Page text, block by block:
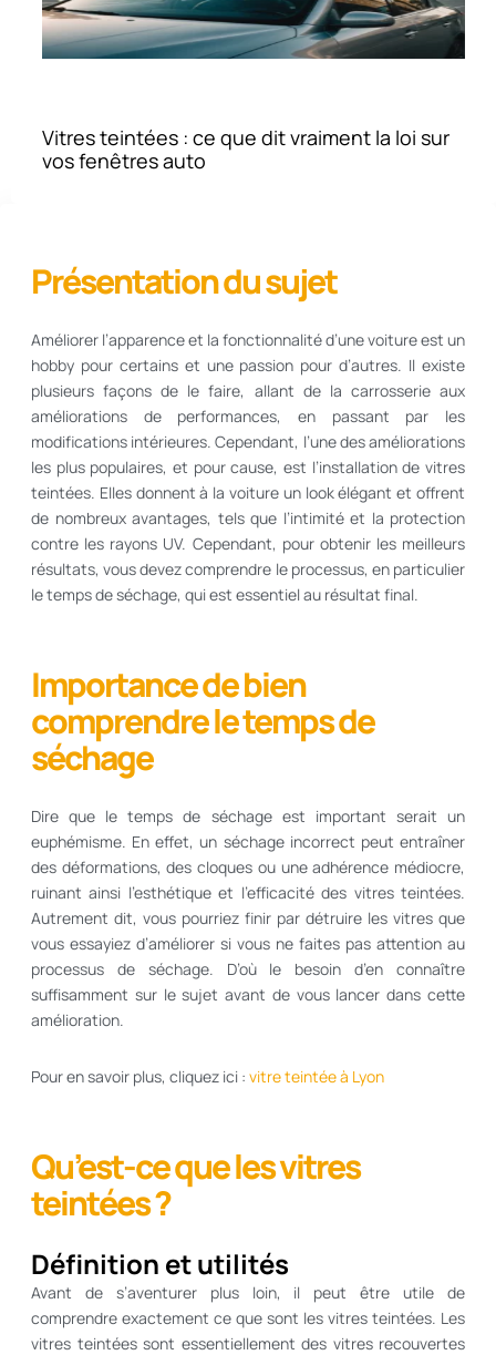
Présentation du sujet
Améliorer l’apparence et la fonctionnalité d’une voiture est un
hobby pour certains et une passion pour d’autres. Il existe
plusieurs façons de le faire, allant de la carrosserie aux
améliorations de performances, en passant par les
modifications intérieures. Cependant, l’une des améliorations
les plus populaires, et pour cause, est l’installation de vitres
teintées. Elles donnent à la voiture un look élégant et offrent
de nombreux avantages, tels que l’intimité et la protection
contre les rayons UV. Cependant, pour obtenir les meilleurs
résultats, vous devez comprendre le processus, en particulier
le temps de séchage, qui est essentiel au résultat final.
Importance de bien
comprendre le temps de
séchage
Dire que le temps de séchage est important serait un
euphémisme. En effet, un séchage incorrect peut entraîner
des déformations, des cloques ou une adhérence médiocre,
ruinant ainsi l’esthétique et l’efficacité des vitres teintées.
Autrement dit, vous pourriez finir par détruire les vitres que
vous essayiez d’améliorer si vous ne faites pas attention au
processus de séchage. D’où le besoin d’en connaître
suffisamment sur le sujet avant de vous lancer dans cette
amélioration.
Pour en savoir plus, cliquez ici : vitre teintée à Lyon
Qu’est-ce que les vitres
teintées ?
Définition et utilités
Avant de s’aventurer plus loin, il peut être utile de
comprendre exactement ce que sont les vitres teintées. Les
vitres teintées sont essentiellement des vitres recouvertes
Vitres teintées : ce que dit vraiment la loi sur
vos fenêtres auto